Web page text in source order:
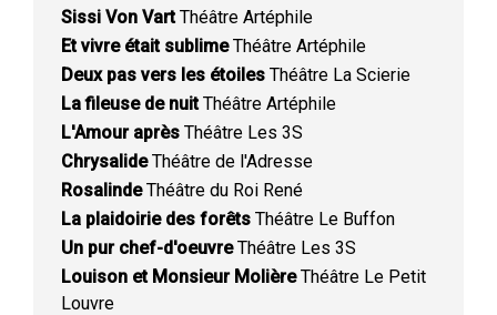
Sissi Von VartThéâtre Artéphile
Et vivre était sublimeThéâtre Artéphile
Deux pas vers les étoiles Théâtre La Scierie
La fileuse de nuitThéâtre Artéphile
L'Amour après Théâtre Les 3S
ChrysalideThéâtre de l'Adresse
RosalindeThéâtre du Roi René
La plaidoirie des forêts Théâtre Le Buffon
Un pur chef-d'oeuvreThéâtre Les 3S
Louison et Monsieur MolièreThéâtre Le Petit
Louvre